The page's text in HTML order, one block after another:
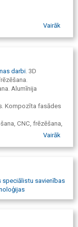
Vairāk
darbi 3D
Alumīnija
Kompozīta fasādes
CNC, frēzēšana,
frēzēšana.
Vairāk
speciālistu savienības